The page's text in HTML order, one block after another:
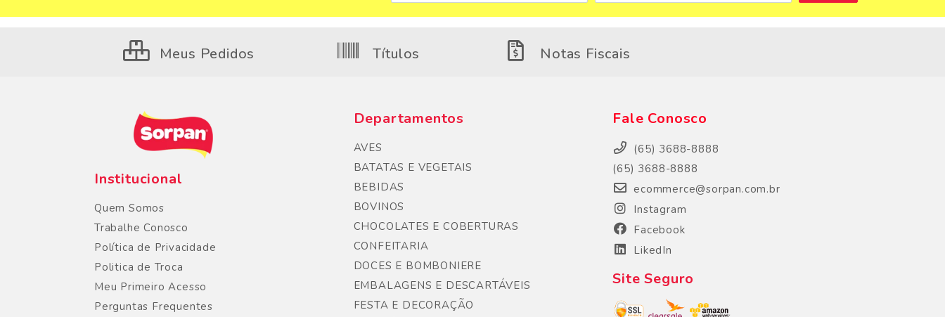
Meus Pedidos Títulos Notas Fiscais
Institucional
Quem Somos
Trabalhe Conosco
Política de Privacidade
Politica de Troca
Meu Primeiro Acesso
Perguntas Frequentes
Departamentos
AVES
BATATAS E VEGETAIS
BEBIDAS
BOVINOS
CHOCOLATES E COBERTURAS
CONFEITARIA
DOCES E BOMBONIERE
EMBALAGENS E DESCARTÁVEIS
FESTA E DECORAÇÃO
Fale Conosco
(65) 3688-8888
(65) 3688-8888
ecommerce@sorpan.com.br
Instagram
Facebook
LikedIn
Site Seguro